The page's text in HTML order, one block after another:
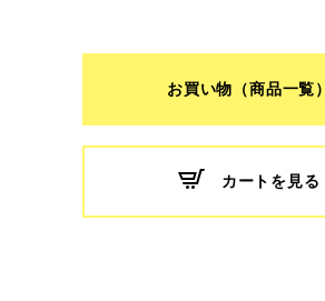
お買い物（商品一覧）
カートを見る